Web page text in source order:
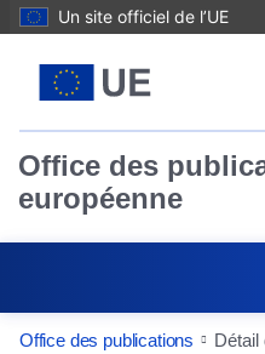
Un site officiel de l’UE
Office des
européenne
Office des publications Détail